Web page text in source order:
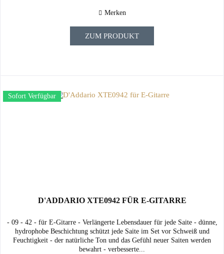
Merken
ZUM PRODUKT
Sofort Verfügbar
D'ADDARIO XTE0942 FÜR E-GITARRE
- 09 - 42 - für E-Gitarre - Verlängerte Lebensdauer für jede Saite - dünne,
hydrophobe Beschichtung schützt jede Saite im Set vor Schweiß und
Feuchtigkeit - der natürliche Ton und das Gefühl neuer Saiten werden
bewahrt - verbesserte...